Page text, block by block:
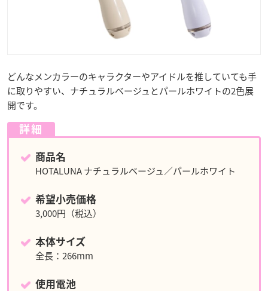
どんなメンカラーのキャラクターやアイドルを推していても手
に取りやすい、ナチュラルベージュとパールホワイトの2色展
開です。
詳細
商品名
HOTALUNA ナチュラルベージュ／パールホワイト
希望小売価格
3,000円（税込）
本体サイズ
全長：266mm
使用電池